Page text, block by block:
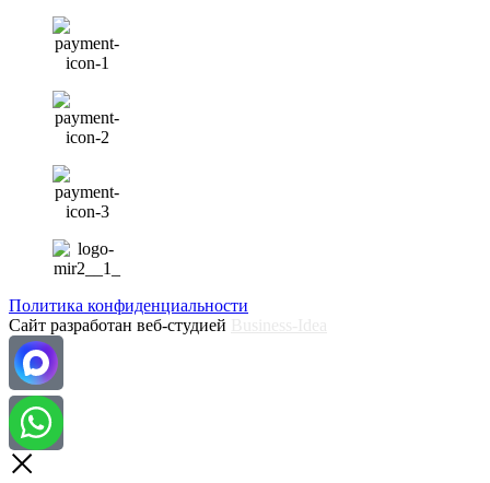
Политика конфиденциальности
Сайт разработан веб-студией